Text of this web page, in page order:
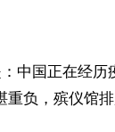
中国正在经历
重负，殡仪馆